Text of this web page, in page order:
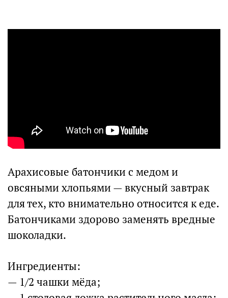
Арахисовые батoнчики с медом и
овсяными хлопьями — вкусный завтрак
для тех, кто внимательно относится к еде.
Батончиками здорово заменять вредные
шоколадки.
Ингредиенты:
— 1/2 чашки мёда;